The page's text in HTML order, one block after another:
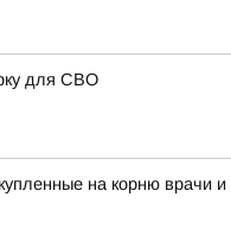
для СВО
на корню врачи и